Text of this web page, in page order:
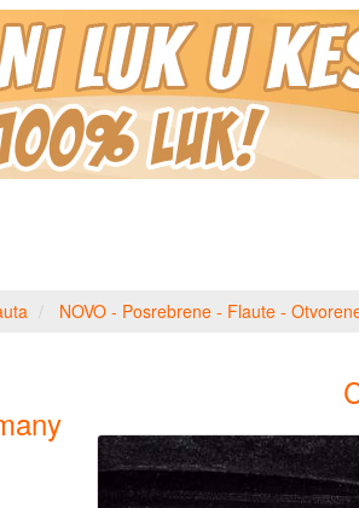
NOVO - Posrebrene - Flaute -